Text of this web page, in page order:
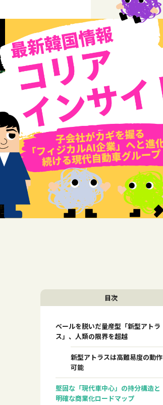
目次
ベールを脱いだ量産型「新型アトラ
ス」、人類の限界を超越
新型アトラスは高難易度の動作
可能
堅固な「現代車中心」の持分構造と
明確な商業化ロードマップ